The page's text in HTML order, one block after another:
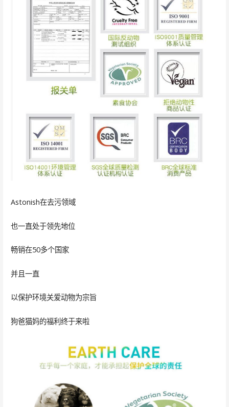
Astonish在去污领域
也一直处于领先地位
畅销在50多个国家
并且一直
以保护环境关爱动物为宗旨
狗爸猫妈的福利终于来啦